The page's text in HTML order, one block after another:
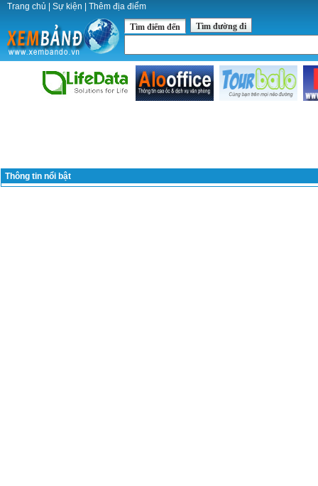
Trang chủ Sự kiện Thêm địa điểm
Tìm điểm đến Tìm đường đi
Thông tin nổi bật